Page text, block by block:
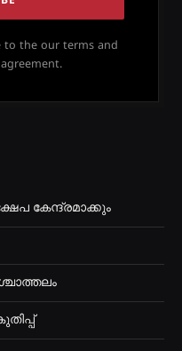
to the our terms and
കേന്ദ്രമാക്കും